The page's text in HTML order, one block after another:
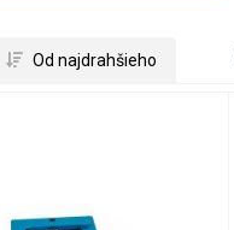
Od najdrahšieho